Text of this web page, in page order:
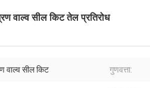
वाल्व सील किट तेल प्रतिरोध
वाल्व सील किट गुणवत्ता: